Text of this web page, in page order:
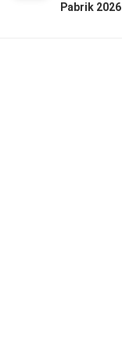
Pabrik 2026